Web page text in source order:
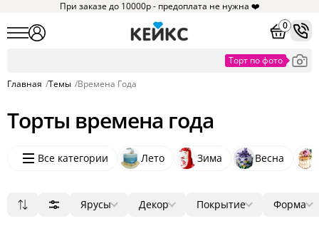
При заказе до 10000р - предоплата не нужна ❤️
0
Главная /Темы /Времена Года
Торты времена года
Все категории Лето Зима Весна
Ярусы
Декор
Покрытие
Форма
похожие товары?
Понятно